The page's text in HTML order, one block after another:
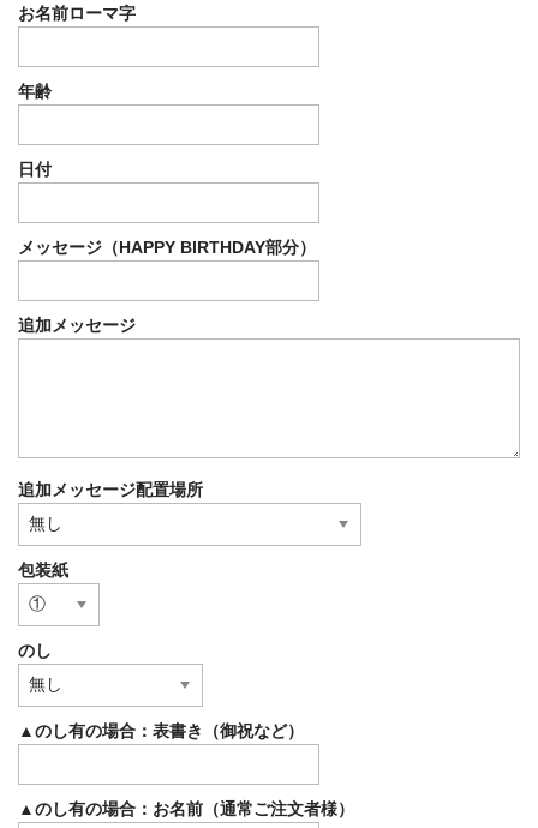
お名前ローマ字
年齢
日付
メッセージ（HAPPY BIRTHDAY部分）
追加メッセージ
追加メッセージ配置場所
包装紙
のし
▲のし有の場合：表書き（御祝など）
▲のし有の場合：お名前（通常ご注文者様）